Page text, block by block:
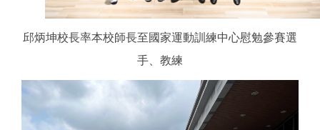
邱炳坤校長率本校師長至國家運動訓練中心慰勉參賽選
手、教練